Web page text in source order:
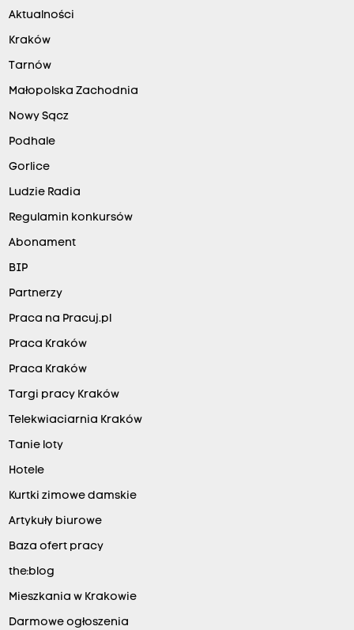
Aktualności
Kraków
Tarnów
Małopolska Zachodnia
Nowy Sącz
Podhale
Gorlice
Ludzie Radia
Regulamin konkursów
Abonament
BIP
Partnerzy
Praca na Pracuj.pl
Praca Kraków
Praca Kraków
Targi pracy Kraków
Telekwiaciarnia Kraków
Tanie loty
Hotele
Kurtki zimowe damskie
Artykuły biurowe
Baza ofert pracy
the:blog
Mieszkania w Krakowie
Darmowe ogłoszenia